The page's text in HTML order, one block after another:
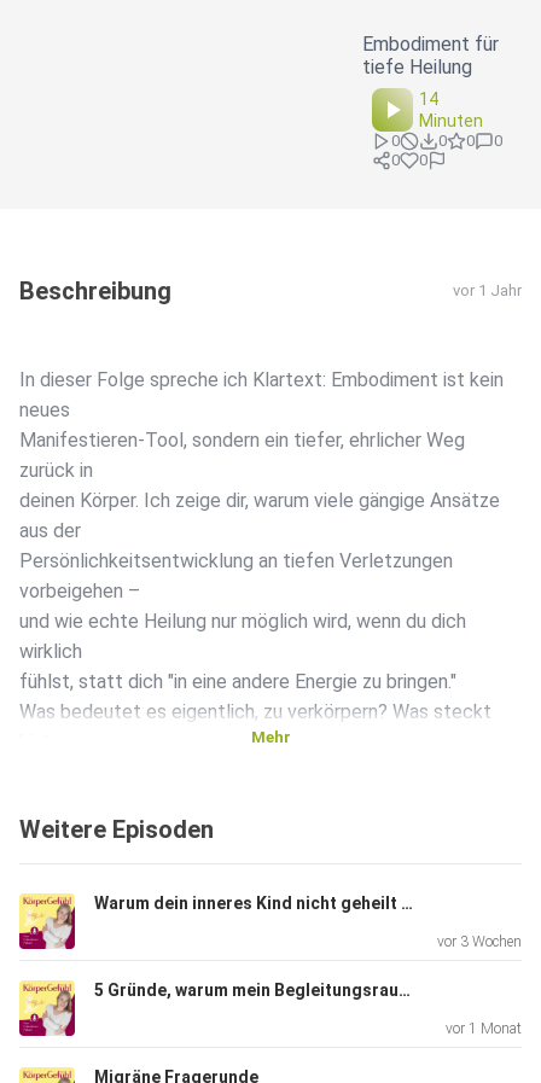
Embodiment für
tiefe Heilung
14
Minuten
0 0 0
0
0
0
Beschreibung vor 1 Jahr
In dieser Folge spreche ich Klartext: Embodiment ist kein
neues
Manifestieren-Tool, sondern ein tiefer, ehrlicher Weg
zurück in
deinen Körper. Ich zeige dir, warum viele gängige Ansätze
aus der
Persönlichkeitsentwicklung an tiefen Verletzungen
vorbeigehen –
und wie echte Heilung nur möglich wird, wenn du dich
wirklich
fühlst, statt dich "in eine andere Energie zu bringen."
Was bedeutet es eigentlich, zu verkörpern? Was steckt
warum braucht es manchmal zuerst Mut zum Schmerz,
wird?
Wenn du spürst, dass reine Mindset-Arbeit dich nicht
weiterbringt
Mehr
Weitere Episoden
Warum dein inneres Kind nicht geheilt werden will
vor 3 Wochen
5 Gründe, warum mein Begleitungsraum An Deiner Seite anders funktioniert als klassische Programme im psychotherapeutischen Bereich
vor 1 Monat
Migräne Fragerunde